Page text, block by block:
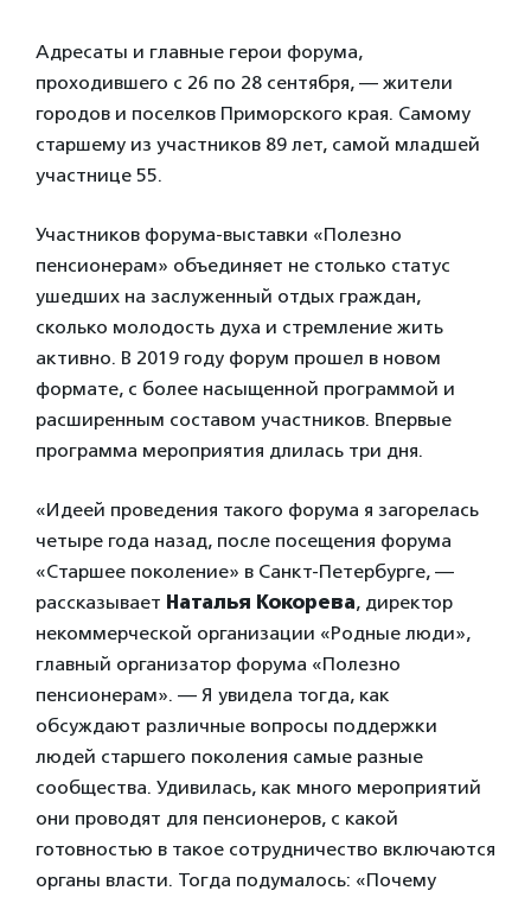
Адресаты и главные герои форума,
проходившего с 26 по 28 сентября, — жители
городов и поселков Приморского края. Самому
старшему из участников 89 лет, самой младшей
участнице 55.
Участников форума-выставки «Полезно
пенсионерам» объединяет не столько статус
ушедших на заслуженный отдых граждан,
сколько молодость духа и стремление жить
активно. В 2019 году форум прошел в новом
формате, с более насыщенной программой и
расширенным составом участников. Впервые
программа мероприятия длилась три дня.
«Идеей проведения такого форума я загорелась
четыре года назад, после посещения форума
«Старшее поколение» в Санкт-Петербурге, —
рассказывает Наталья Кокорева, директор
некоммерческой организации «Родные люди»,
главный организатор форума «Полезно
пенсионерам». — Я увидела тогда, как
обсуждают различные вопросы поддержки
людей старшего поколения самые разные
сообщества. Удивилась, как много мероприятий
они проводят для пенсионеров, с какой
готовностью в такое сотрудничество включаются
органы власти. Тогда подумалось: «Почему